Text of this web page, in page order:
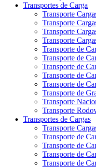
Transportes de Carga
Transporte
Transporte
Transporte
Transporte
Transporte de
Transporte de
Transporte de
Transporte de
Transporte de
Transporte de
Transporte
Transporte
Transportes de Cargas
Transporte
Transporte de
Transporte de
Transporte de
Transporte de